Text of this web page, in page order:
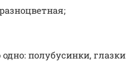
полубусинки, глазки